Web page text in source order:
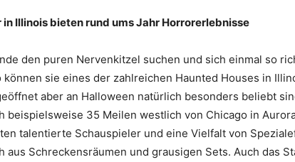
in Illinois bietenrund ums Jahr Horrorerlebnisse
den puren Nervenkitzel suchen und sich einmal so
können sie eines der zahlreichen Haunted Houses in
aber an Halloween natürlich besonders beliebt
beispielsweise 35 Meilen westlich von Chicago in
talentierte Schauspieler und eine Vielfalt von
aus Schreckensräumen und grausigen Sets. Auch das